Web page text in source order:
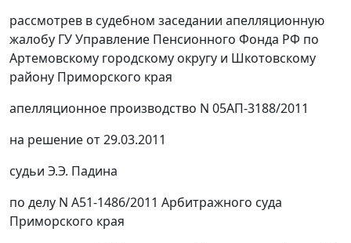
рассмотрев в судебном заседании апелляционную
жалобу ГУ Управление Пенсионного Фонда РФ по
Артемовскому городскому округу и Шкотовскому
району Приморского края
апелляционное производство N 05АП-3188/2011
на решение от 29.03.2011
судьи Э.Э. Падина
по делу N А51-1486/2011 Арбитражного суда
Приморского края